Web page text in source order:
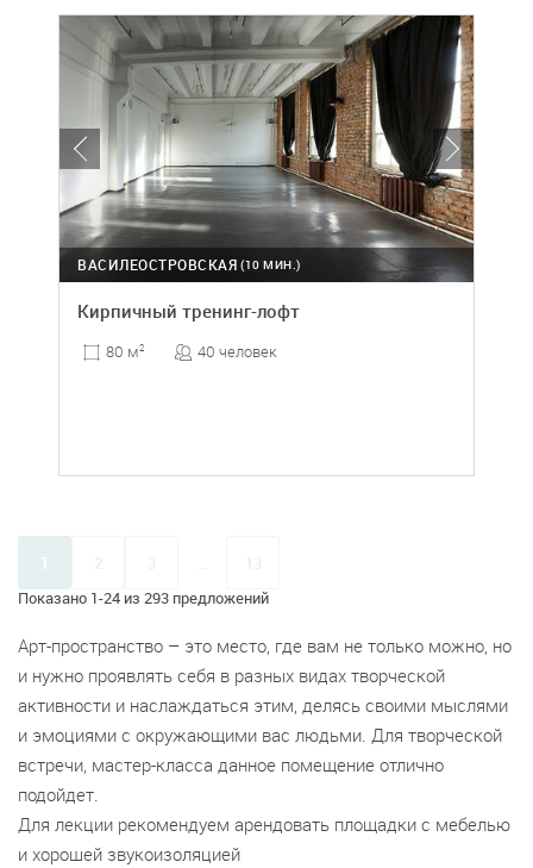
(10 МИН.)
ВАСИЛЕОСТРОВСКАЯ
Кирпичный тренинг-лофт
80 м2 40 человек
Показано 1-24 из 293 предложений
1
Арт-пространство – это место, где вам не только можно, но
и нужно проявлять себя в разных видах творческой
активности и наслаждаться этим, делясь своими мыслями
и эмоциями с окружающими вас людьми. Для творческой
встречи, мастер-класса данное помещение отлично
подойдет.
Для лекции рекомендуем арендовать площадки с мебелью
и хорошей звукоизоляцией